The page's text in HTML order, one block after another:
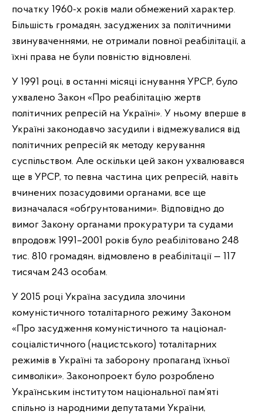
початку 1960-х років мали обмежений характер.
Більшість громадян, засуджених за політичними
звинуваченнями, не отримали повної реабілітації, а
їхні права не були повністю відновлені.
У 1991 році, в останні місяці існування УРСР, було
ухвалено Закон «Про реабілітацію жертв
політичних репресій на Україні». У ньому вперше в
Україні законодавчо засудили і відмежувалися від
політичних репресій як методу керування
суспільством. Але оскільки цей закон ухвалювався
ще в УРСР, то певна частина цих репресій, навіть
вчинених позасудовими органами, все ще
визначалася «обґрунтованими». Відповідно до
вимог Закону органами прокуратури та судами
впродовж 1991–2001 років було реабілітовано 248
тис. 810 громадян, відмовлено в реабілітації — 117
тисячам 243 особам.
У 2015 році Україна засудила злочини
комуністичного тоталітарного режиму Законом
«Про засудження комуністичного та націонал-
соціалістичного (нацистського) тоталітарних
режимів в Україні та заборону пропаганд їхньої
символіки». Законопроект було розроблено
Українським інститутом національної пам’яті
спільно із народними депутатами України,